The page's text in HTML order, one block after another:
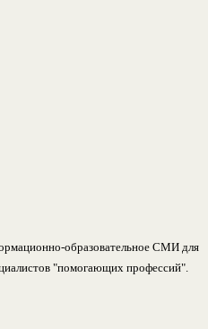
образовательное СМИ для
"помогающих профессий".